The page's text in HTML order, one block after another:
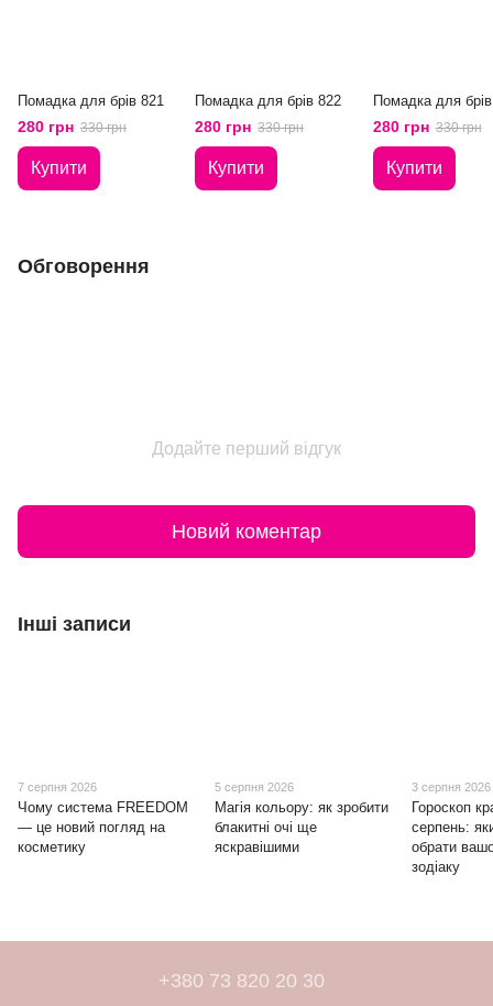
Помадка для брів 821
280 грн 330 грн
Купити
Помадка для брів 822
280 грн 330 грн
Купити
Помадка для
280 грн 330 грн
Купити
Обговорення
Додайте перший відгук
Новий коментар
Інші записи
7 серпня 2026
Чому система FREEDOM
— це новий погляд на
косметику
5 серпня 2026
Магія кольору: як зробити
блакитні очі ще
яскравішими
3 серпня 2026
Гороскоп
серпень:
обрати
зодіаку
+380 73 820 20 30